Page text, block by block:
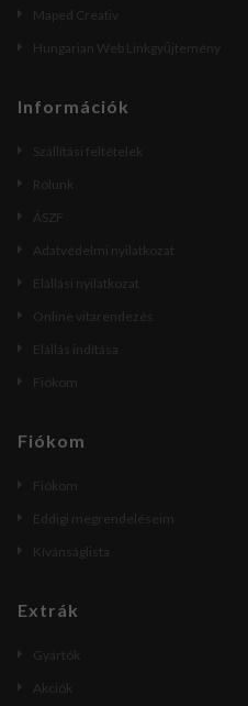
Maped Creativ
Hungarian Web Linkgyűjtemény
Információk
Szállítási feltételek
Rólunk
ÁSZF
Adatvédelmi nyilatkozat
Elállási nyilatkozat
Online vitarendezés
Elállás indítása
Fiókom
Fiókom
Fiókom
Eddigi megrendeléseim
Kívánságlista
Extrák
Gyártók
Akciók